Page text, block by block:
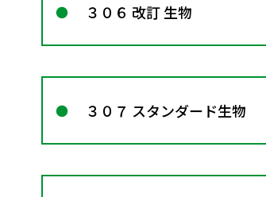
３０６ 改訂 生物
３０７ スタンダード生物